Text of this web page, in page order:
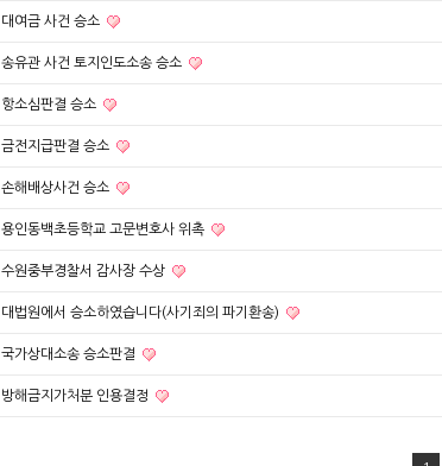
대여금 사건 승소
송유관 사건 토지인도소송 승소
항소심판결 승소
금전지급판결 승소
손해배상사건 승소
용인동백초등학교 고문변호사 위촉
수원중부경찰서 감사장 수상
대법원에서 승소하였습니다(사기죄의 파기환송)
국가상대소송 승소판결
방해금지가처분 인용결정